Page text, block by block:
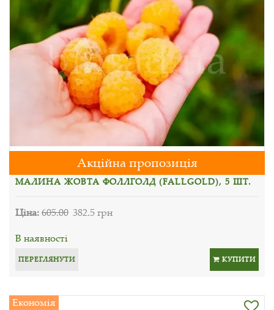
Акційна пропозиція
МАЛИНА ЖОВТА ФОЛЛГОЛД (FALLGOLD), 5 ШТ.
Ціна:605.00 382.5 грн
В наявності
ПЕРЕГЛЯНУТИ КУПИТИ
Економія